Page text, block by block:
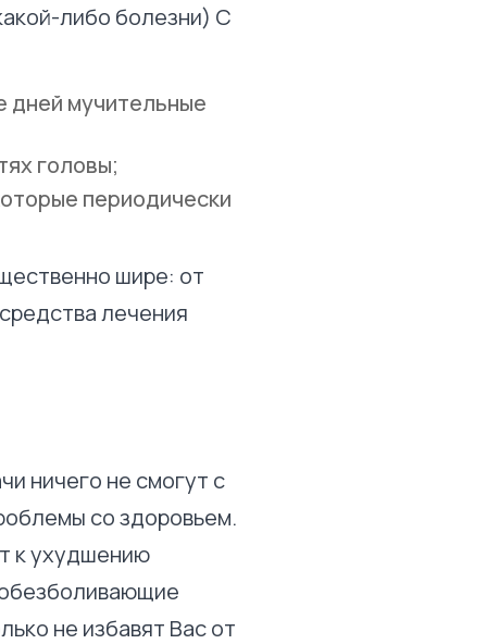
либо болезни) С
дней мучительные
головы;
периодически
шире: от
лечения
ничего не смогут с
со здоровьем.
к ухудшению
не избавят Вас от